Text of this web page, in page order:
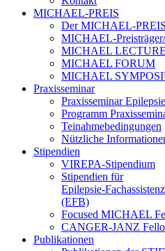
MICHAEL-PREIS
Der MICHAEL-PREIS
MICHAEL-
MICHAEL LECTURE
MICHAEL FORUM
MICHAEL
Praxisseminar
Praxisseminar
Programm
Teinahmebedingungen
Nützliche
Stipendien
VIREPA-Stipendium
Stipendien für
Epilepsie-
(EFB)
Focused MICHAEL
CANGER-JANZ
Publikationen